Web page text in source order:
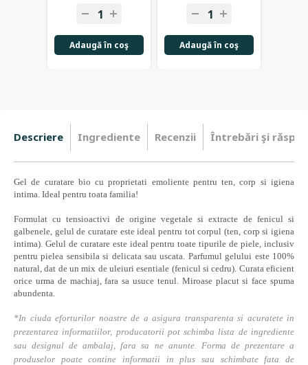
Adaugă în coş Adaugă în coş
Descriere Ingrediente Recenzii Întrebări şi
Gel de curatare bio cu proprietati emoliente pentru ten, corp si igiena
intima. Ideal pentru toata familia!
Formulat cu tensioactivi de origine vegetale si extracte de fenicul si
galbenele, gelul de curatare este ideal pentru tot corpul (ten, corp si igiena
intima). Gelul de curatare este ideal pentru toate tipurile de piele, inclusiv
pentru pielea sensibila si delicata sau uscata. Parfumul gelului este 100%
natural, dat de un mix de uleiuri esentiale (fenicul si cedru). Curata eficient
orice urma de machiaj, fara sa usuce tenul. Miroase placut si face spuma
abundenta.
*In ciuda eforturilor noastre de a asigura transparenta si acuratete in
prezentarea informatiilor, producatorii pot schimba lista de ingrediente
sau designul de ambalaj, fara sa ne anunte. Forma de prezentare a
produselor poate contine informatii in plus sau schimbate fata de